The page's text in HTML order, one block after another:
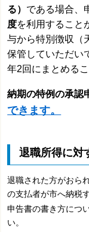
る） である場合、
度を利用すること
与から特別徴収（
保管していただい
年2回にまとめる
納期の特例の承認
できます。
退職所得に対
退職された方がおら
の支払者が市へ納税
申告書の書き方につ
い。